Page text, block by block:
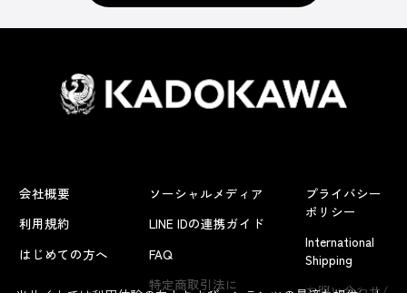
よくあるお問い合わせ
会社概要
利用規約
はじめての方へ
ソーシャルメディア
LINE IDの連携ガイド
FAQ
特定商取引法に
プライバシー
ポリシー
International
Shipping